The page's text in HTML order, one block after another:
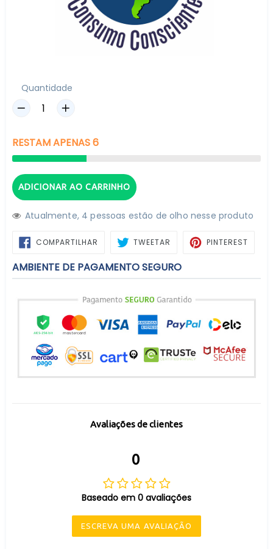
Quantidade
RESTAMAPENAS6
ADICIONAR AO CARRINHO
Atualmente, 4 pessoas estão de olho nesse produto
COMPARTILHAR COMPARTILHAR
TWEETAR TWEETARPINTERESTPIN
AMBIENTE DE PAGAMENTO SEGURO
Avaliações de clientes
0
Baseado em 0 avaliações
ESCREVA UMA AVALIAÇÃO